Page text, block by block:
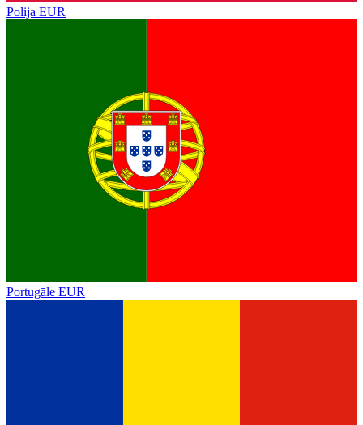
Polija EUR
Portugāle EUR